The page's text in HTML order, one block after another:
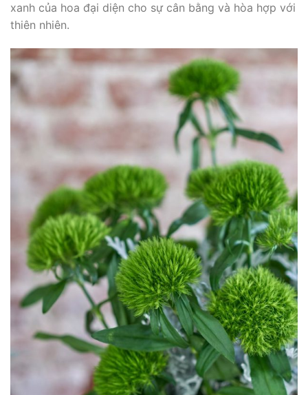
xanh của hoa đại diện cho sự cân bằng và hòa hợp với
thiên nhiên.